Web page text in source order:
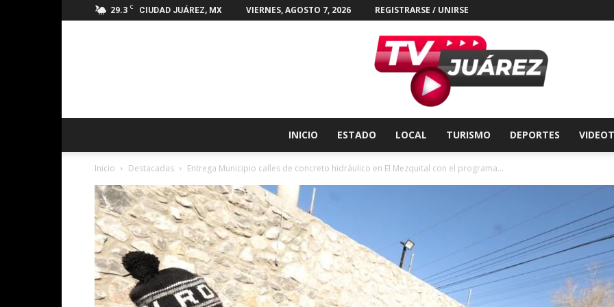
29.3 C CIUDAD JUÁREZ, MX VIERNES, AGOSTO 7, 2026 REGISTRARSE / UNIRSE
INICIO ESTADO LOCAL TURISMO DEPORTES
Inicio Destacadas Entrega Municipio calles de concreto hidráulico en El Mezquital con el programa...